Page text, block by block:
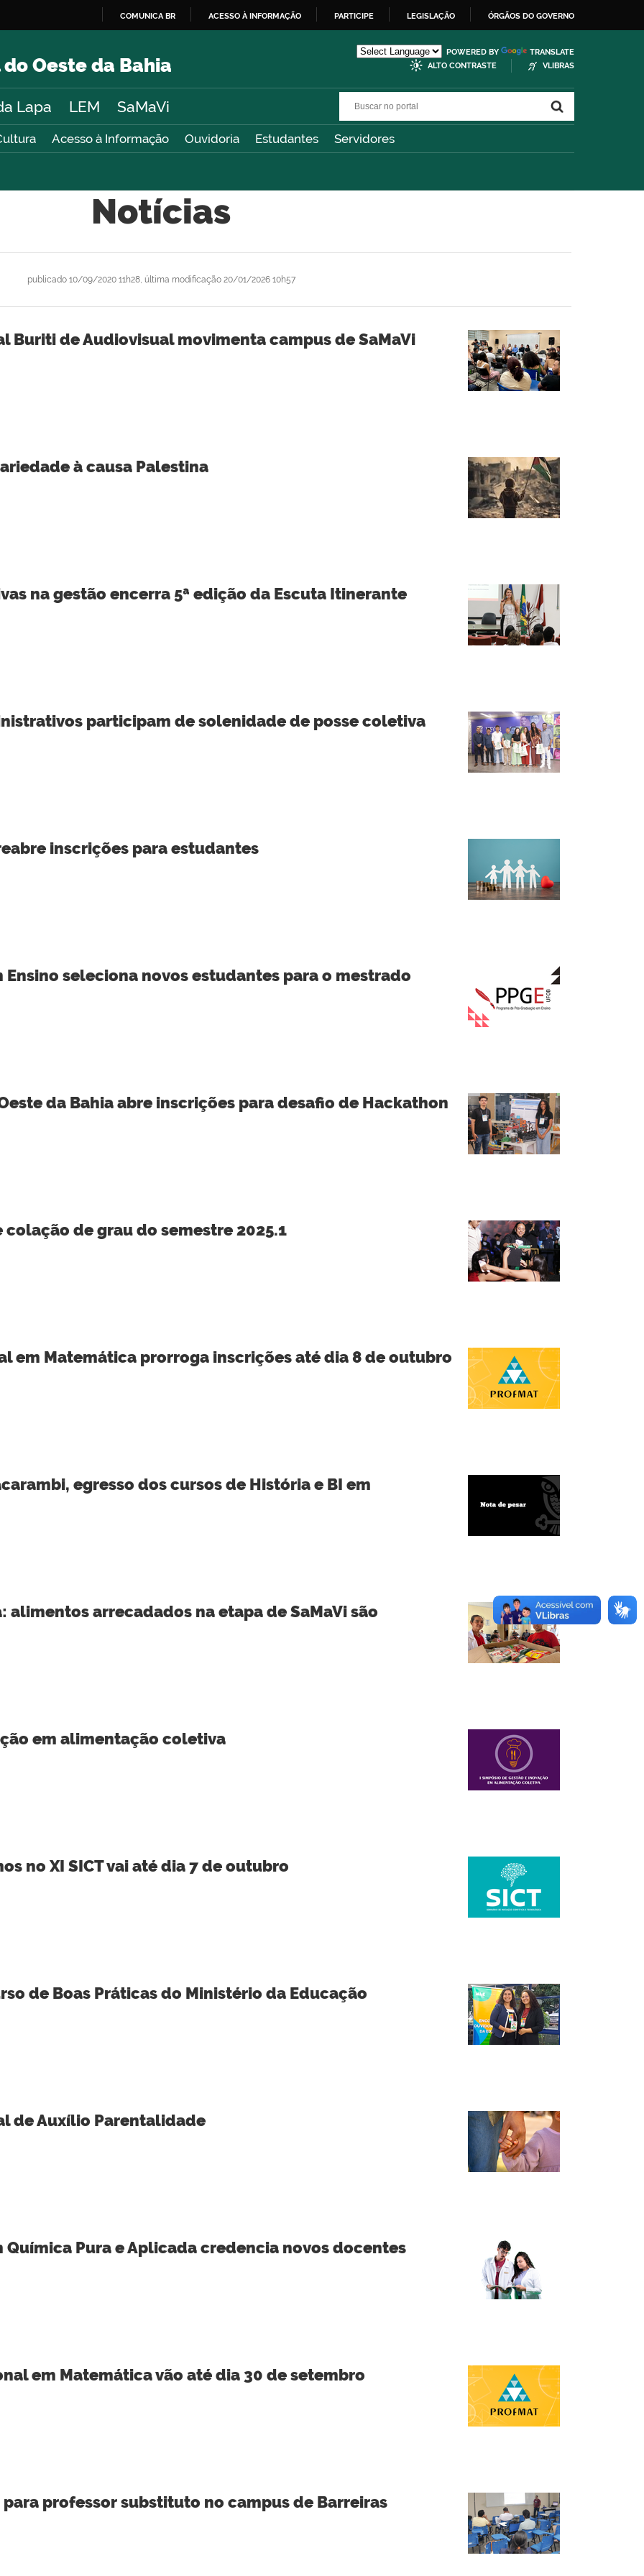
O
COMUNICA BR ACESSO À INFORMAÇÃO PARTICIPE LEGISLAÇÃO ÓRGÃOS DO GOVERNO
Oeste da Bahia
POWERED BY
TRANSLATE
ALTO CONTRASTE
VLIBRAS
Lapa LEM SaMaVi
Acesso à Informação Ouvidoria Estudantes Servidores
Notícias
publicado10/09/2020 11h28, última modificação20/01/2026 10h57
Buriti de Audiovisual movimenta campus de SaMaVi
à causa Palestina
na gestão encerra 5ª edição da Escuta Itinerante
participam de solenidade de posse coletiva
inscrições para estudantes
Ensino seleciona novos estudantes para o mestrado
da Bahia abre inscrições para desafio de Hackathon
de grau do semestre 2025.1
em Matemática prorroga inscrições até dia 8 de outubro
egresso dos cursos de História e BI em
alimentos arrecadados na etapa de SaMaVi são
em alimentação coletiva
no XI SICT vai até dia 7 de outubro
de Boas Práticas do Ministério da Educação
de Auxílio Parentalidade
Química Pura e Aplicada credencia novos docentes
em Matemática vão até dia 30 de setembro
professor substituto no campus de Barreiras